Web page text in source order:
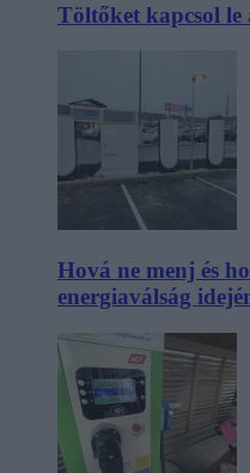
Töltőket kapcsol le
Hová ne menj és
energiaválság